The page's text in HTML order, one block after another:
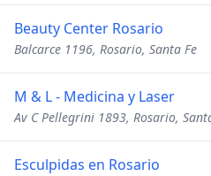
Beauty Center Rosario
Balcarce 1196, Rosario, Santa Fe
M & L - Medicina y Laser
Av C Pellegrini 1893, Rosario,
Esculpidas en Rosario